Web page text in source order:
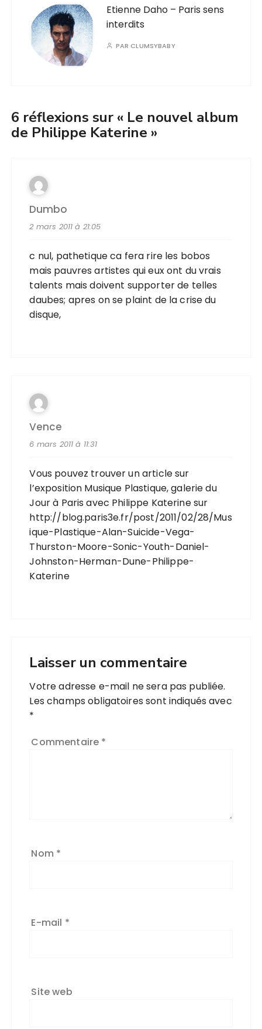
Etienne Daho – Paris sens
interdits
PAR CLUMSYBABY
6 réflexions sur « Le nouvel album
de Philippe Katerine »
Dumbo
2 mars 2011 à 21:05
c nul, pathetique ca fera rire les bobos
mais pauvres artistes qui eux ont du vrais
talents mais doivent supporter de telles
daubes; apres on se plaint de la crise du
disque,
Vence
6 mars 2011 à 11:31
Vous pouvez trouver un article sur
l’exposition Musique Plastique, galerie du
Jour à Paris avec Philippe Katerine sur
http://blog.paris3e.fr/post/2011/02/28/Mus
ique-Plastique-Alan-Suicide-Vega-
Thurston-Moore-Sonic-Youth-Daniel-
Johnston-Herman-Dune-Philippe-
Katerine
Laisser un commentaire
Votre adresse e-mail ne sera pas publiée.
Les champs obligatoires sont indiqués avec
*
Commentaire *
Nom *
E-mail *
Site web